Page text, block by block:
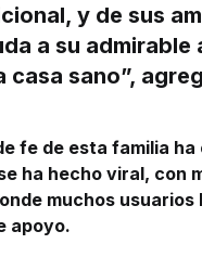
y de sus
a su admirable
casa sano”,
fe de esta familia ha
ha hecho viral, con
muchos usuarios
apoyo.